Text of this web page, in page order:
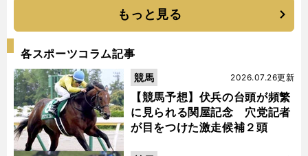
もっと見る
各スポーツコラム記事
【競馬予想】伏兵の台頭が頻繁
に見られる関屋記念 穴党記者
が目をつけた激走候補２頭
2026.07.26更新
競馬